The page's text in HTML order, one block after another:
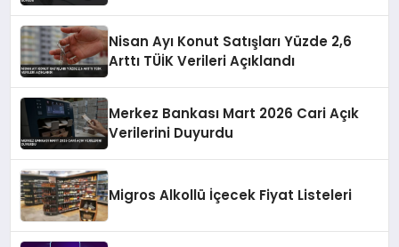
Nisan Ayı Konut Satışları Yüzde 2,6
Arttı TÜİK Verileri Açıklandı
Merkez Bankası Mart 2026 Cari Açık
Verilerini Duyurdu
Migros Alkollü İçecek Fiyat Listeleri